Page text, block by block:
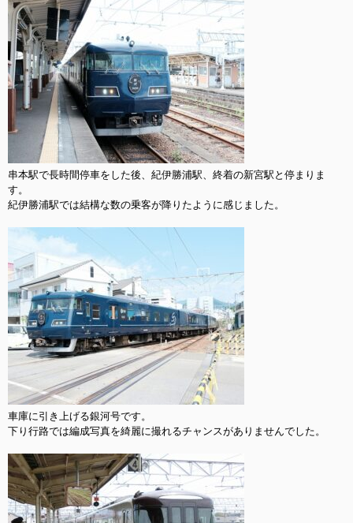
串本駅で長時間停車をした後、紀伊勝浦駅、終着の新宮駅と停まりま
す。
紀伊勝浦駅では結構な数の乗客が降りたように感じました。
車庫に引き上げる銀河号です。
下り行路では編成写真を綺麗に撮れるチャンスがありませんでした。